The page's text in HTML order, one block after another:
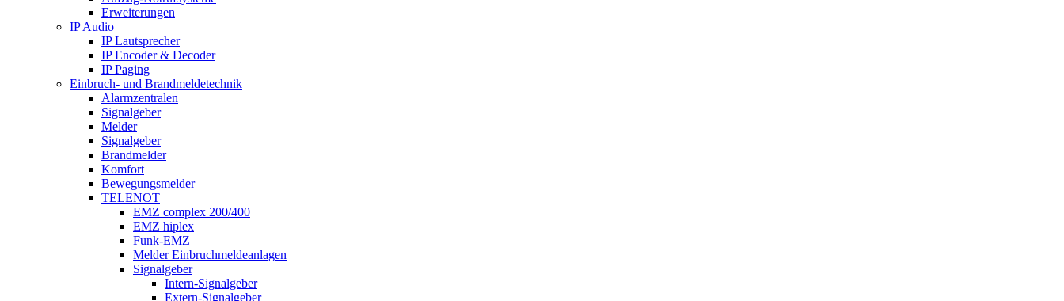
Erweiterungen
IP Audio
IP Lautsprecher
IP Encoder & Decoder
IP Paging
Einbruch- und Brandmeldetechnik
Alarmzentralen
Signalgeber
Melder
Signalgeber
Brandmelder
Komfort
Bewegungsmelder
TELENOT
EMZ complex 200/400
EMZ hiplex
Funk-EMZ
Melder Einbruchmeldeanlagen
Signalgeber
Intern-Signalgeber
Extern-Signalgeber